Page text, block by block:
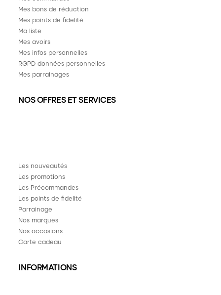
Mes bons de réduction
Mes points de fidelité
Ma liste
Mes avoirs
Mes infos personnelles
RGPD données personnelles
Mes parrainages
NOS OFFRES ET SERVICES
Les nouveautés
Les promotions
Les Précommandes
Les points de fidelité
Parrainage
Nos marques
Nos occasions
Carte cadeau
INFORMATIONS